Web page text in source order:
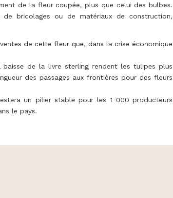
de la fleur coupée, plus que celui des bulbes.
de bricolages ou de matériaux de construction,
de cette fleur que, dans la crise économique
de la livre sterling rendent les tulipes plus
des passages aux frontières pour des fleurs
un pilier stable pour les 1 000 producteurs
le pays.